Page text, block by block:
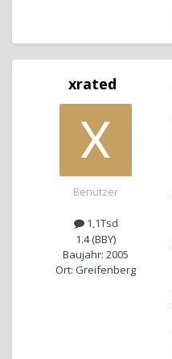
xrated
Benutzer
1,1Tsd
1.4 (BBY)
Baujahr: 2005
Ort: Greifenberg